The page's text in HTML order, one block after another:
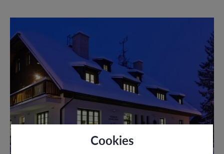
Cookies